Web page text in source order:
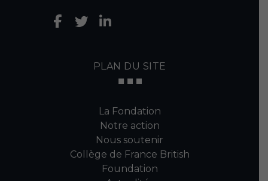
PLAN DU SITE
La Fondation
Notre action
Nous soutenir
Collège de France British
Foundation